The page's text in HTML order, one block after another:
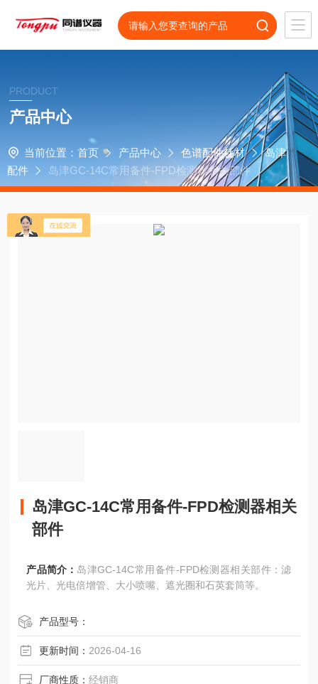
PRODUCT
产品中心
当前位置： 首页 产品中心 色谱配件耗材
岛津
配件
岛津GC-14C常用备件-FPD检测器相关部件
岛津GC-14C常用备件-FPD检测器相关
部件
产品简介： 岛津GC-14C常用备件-FPD检测器相关部件：滤
光片、光电倍增管、大小喷嘴、遮光圈和石英套筒等。
产品型号：
更新时间： 2026-04-16
厂商性质：经销商